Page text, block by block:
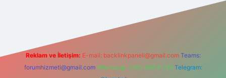
Reklam ve İletişim: E-mail: backlinkpaneli@gmail.com Teams:
forumhizmeti@gmail.com Whatsapp: 0262 606 0 726 Telegram: